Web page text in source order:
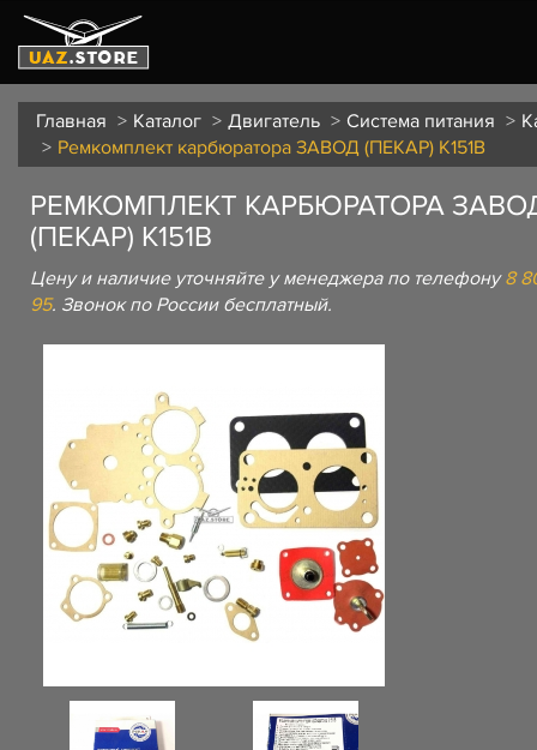
Главная Каталог Двигатель Система питания
Ремкомплект карбюратора ЗАВОД (ПЕКАР) К151В
РЕМКОМПЛЕКТ КАРБЮРАТОРА
(ПЕКАР) К151В
Цену и наличие уточняйте у менеджера по телефону8
95. Звонок по России бесплатный.